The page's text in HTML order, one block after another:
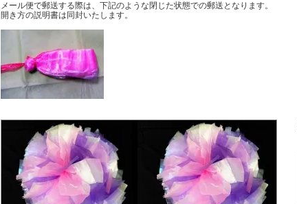
メール便で郵送する際は、下記のような閉じた状態での郵送となります。
開き方の説明書は同封いたします。